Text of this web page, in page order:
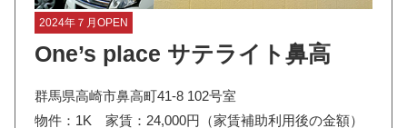
2024年７月OPEN
One’s place サテライト鼻高
群馬県高崎市鼻高町41-8 102号室
物件：1K 家賃：24,000円（家賃補助利用後の金額）